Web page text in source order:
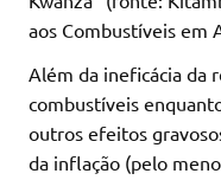
aos Combustíveis em
Além da ineficácia da
combustíveis
outros efeitos
da inflação (pelo